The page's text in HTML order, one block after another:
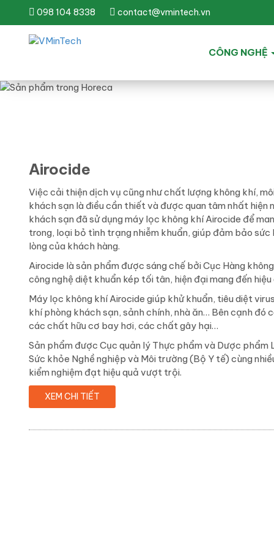
098 104 8338 contact@vmintech.vn
CÔNG NGHỆ
Airocide
Việc cải thiện dịch vụ cũng như chất lượng không khí,
khách sạn là điều cần thiết và được quan tâm nhất hiện
khách sạn đã sử dụng máy lọc không khí Airocide để
trong, loại bỏ tình trạng nhiễm khuẩn, giúp đảm bảo sức
lòng của khách hàng.
Airocide là sản phẩm được sáng chế bởi Cục Hàng
công nghệ diệt khuẩn kép tối tân, hiện đại mang đến
Máy lọc không khí Airocide giúp khử khuẩn, tiêu diệt
khí phòng khách sạn, sảnh chính, nhà ăn… Bên cạnh đó
các chất hữu cơ bay hơi, các chất gây hại…
Sản phẩm được Cục quản lý Thực phẩm và Dược phẩm
Sức khỏe Nghề nghiệp và Môi trường (Bộ Y tế) cùng
kiểm nghiệm đạt hiệu quả vượt trội.
XEM CHI TIẾT